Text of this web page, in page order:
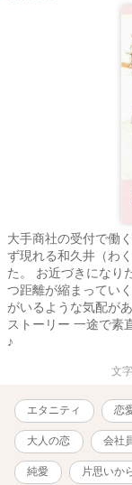
大手商社の受付で働
ず現れる和久井（わ
た。 お近づきになり
つ距離が縮まってい
がいるような気配が
ストーリー 一途で素
♪
文
エタニティ 恋
大人の恋 会社
純愛 片思いか